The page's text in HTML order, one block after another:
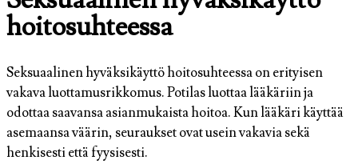
hoitosuhteessa
Seksuaalinen hyväksikäyttö hoitosuhteessa on erityisen
vakava luottamusrikkomus. Potilas luottaa lääkäriin ja
odottaa saavansa asianmukaista hoitoa. Kun lääkäri käyttää
asemaansa väärin, seuraukset ovat usein vakavia sekä
henkisesti että fyysisesti.